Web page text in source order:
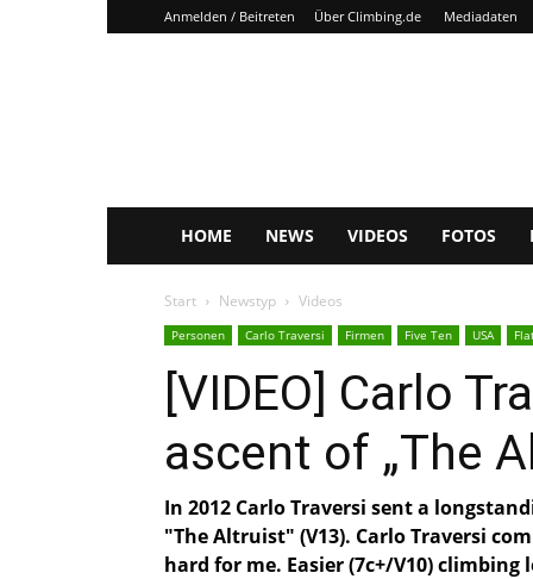
Anmelden / Beitreten Über Climbing.de Mediadaten
HOME NEWS VIDEOS FOTOS
Start Newstyp Videos
Personen Carlo Traversi Firmen Five Ten USA
[VIDEO] Carlo
ascent of „The
In 2012 Carlo Traversi sent a
"The Altruist" (V13). Carlo Traversi
hard for me. Easier (7c+/V10)